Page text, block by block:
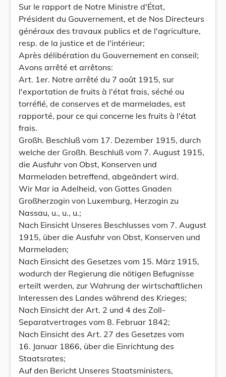
Sur le rapport de Notre Ministre d'État,
Président du Gouvernement, et de Nos Directeurs
généraux des travaux publics et de l'agriculture,
resp. de la justice et de l'intérieur;
Après délibération du Gouvernement en conseil;
Avons arrêté et arrêtons:
Art. 1er. Notre arrêté du 7 août 1915, sur
l'exportation de fruits à l'état frais, séché ou
torréfié, de conserves et de marmelades, est
rapporté, pour ce qui concerne les fruits à l'état
frais.
Großh. Beschluß vom 17. Dezember 1915, durch
welche der Großh. Beschluß vom 7. August 1915,
die Ausfuhr von Obst, Konserven und
Marmeladen betreffend, abgeändert wird.
Wir Mar ia Adelheid, von Gottes Gnaden
Großherzogin von Luxemburg, Herzogin zu
Nassau, u., u., u.;
Nach Einsicht Unseres Beschlusses vom 7. August
1915, über die Ausfuhr von Obst, Konserven und
Marmeladen;
Nach Einsicht des Gesetzes vom 15. März 1915,
wodurch der Regierung die nötigen Befugnisse
erteilt werden, zur Wahrung der wirtschaftlichen
Interessen des Landes während des Krieges;
Nach Einsicht der Art. 2 und 4 des Zoll-
Separatvertrages vom 8. Februar 1842;
Nach Einsicht des Art. 27 des Gesetzes vom
16. Januar 1866, über die Einrichtung des
Staatsrates;
Auf den Bericht Unseres Staatsministers,